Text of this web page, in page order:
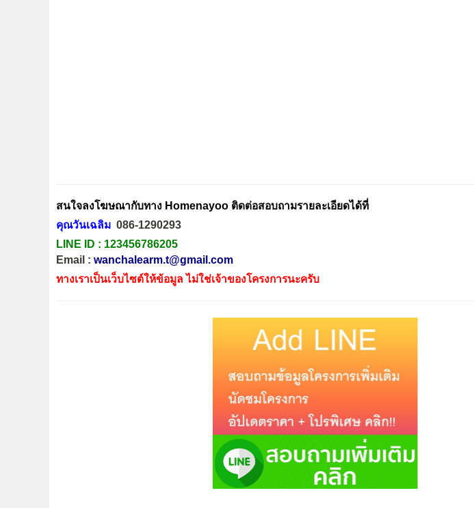
สนใจลงโฆษณากับทาง Homenayoo ติดต่อสอบถามรายละเอียดได้ที่
คุณวันเฉลิม 086-1290293
LINE ID : 123456786205
Email : wanchalearm.t@gmail.com
ทางเราเป็นเว็บไซต์ให้ข้อมูล ไม่ใช่เจ้าของโครงการนะครับ